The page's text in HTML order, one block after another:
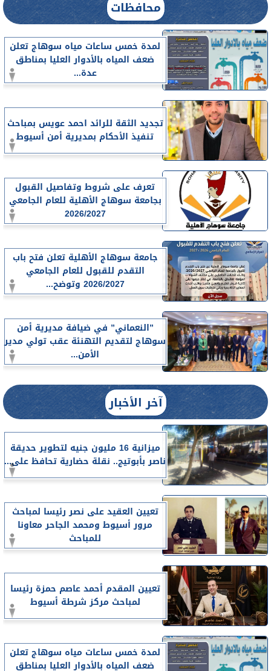
محافظات
لمدة خمس ساعات مياه سوهاج تعلن
ضعف المياه بالأدوار العليا بمناطق
عدة...
تجديد الثقة للرائد احمد عويس بمباحث
تنفيذ الأحكام بمديرية أمن أسيوط
تعرف على شروط وتفاصيل القبول
بجامعة سوهاج الأهلية للعام الجامعي
2026/2027
جامعة سوهاج الأهلية تعلن فتح باب
التقدم للقبول للعام الجامعي
2026/2027 وتوضح...
”النعماني” في ضيافة مديرية أمن
سوهاج لتقديم التهنئة عقب تولي مدير
الأمن...
آخر الأخبار
ميزانية 16 مليون جنيه لتطوير حديقة
ناصر بأبوتيج.. نقلة حضارية تحافظ على...
تعيين العقيد على نصر رئيسا لمباحث
مرور أسيوط ومحمد الجاحر معاونا
للمباحث
تعيين المقدم أحمد عاصم حمزة رئيسا
لمباحث مركز شرطة أسيوط
لمدة خمس ساعات مياه سوهاج تعلن
ضعف المياه بالأدوار العليا بمناطق